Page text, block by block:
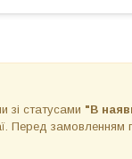
зі статусами "В
Перед замовленням